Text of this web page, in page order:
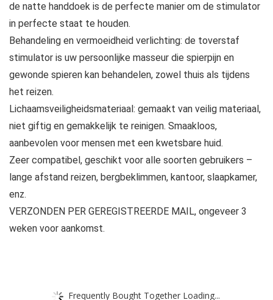
de natte handdoek is de perfecte manier om de stimulator
in perfecte staat te houden.
Behandeling en vermoeidheid verlichting: de toverstaf
stimulator is uw persoonlijke masseur die spierpijn en
gewonde spieren kan behandelen, zowel thuis als tijdens
het reizen.
Lichaamsveiligheidsmateriaal: gemaakt van veilig materiaal,
niet giftig en gemakkelijk te reinigen. Smaakloos,
aanbevolen voor mensen met een kwetsbare huid.
Zeer compatibel, geschikt voor alle soorten gebruikers –
lange afstand reizen, bergbeklimmen, kantoor, slaapkamer,
enz.
VERZONDEN PER GEREGISTREERDE MAIL, ongeveer 3
weken voor aankomst.
Frequently Bought Together Loading...